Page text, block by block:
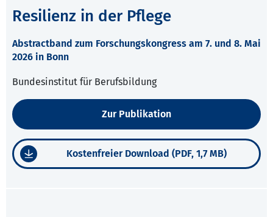
Resilienz in der Pflege
Abstractband zum Forschungskongress am 7. und 8. Mai
2026 in Bonn
Bundesinstitut für Berufsbildung
Zur Publikation
Kostenfreier Download (PDF, 1,7 MB)